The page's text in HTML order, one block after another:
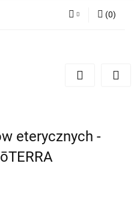
Dodaj zgłoszenie
(0)
eterycznych -